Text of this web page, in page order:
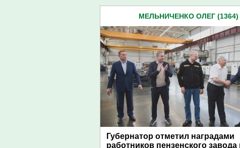
МЕЛЬНИЧЕНКО ОЛЕГ (1364)
Губернатор отметил наградами
работников пензенского завода